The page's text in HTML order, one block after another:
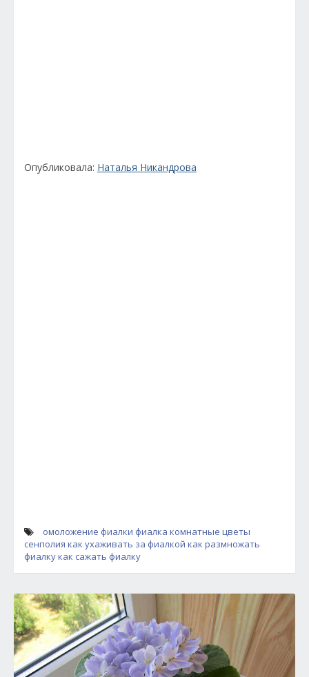
Опубликовала: Наталья Никандрова
омоложение фиалки фиалка комнатные цветы
сенполия как ухаживать за фиалкой как размножать
фиалкукак сажать фиалку